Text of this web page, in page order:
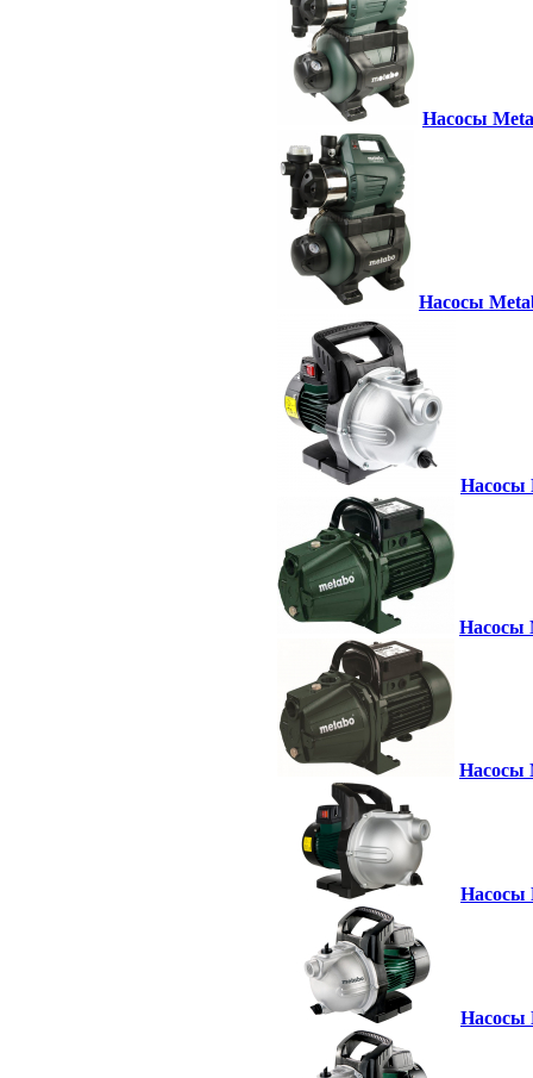
Насосы
Насосы
Насосы
Насосы
Насосы
Насосы
Насосы